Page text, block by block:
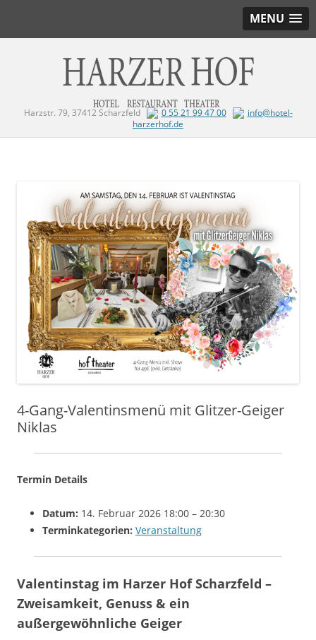
MENU
Harzstr. 79, 37412 Scharzfeld 0 55 21 99 47 00
info@hotel-
harzerhof.de
4-Gang-Valentinsmenü mit Glitzer-Geiger
Niklas
Termin Details
Datum: 14. Februar 2026 18:00 – 20:30
Terminkategorien: Veranstaltung
Valentinstag im Harzer Hof Scharzfeld –
Zweisamkeit, Genuss & ein
außergewöhnliche Geiger